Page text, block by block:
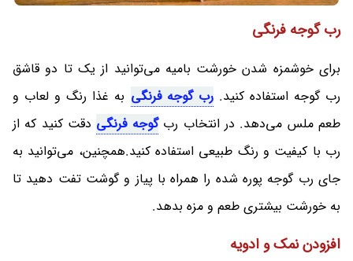
رب گوجه فرنگی
برای خوشمزه شدن خورشت بامیه می‌توانید از یک تا دو قاشق
رب گوجه استفاده کنید.رب گوجه فرنگی به غذا رنگ و لعاب و
طعم ملس می‌دهد. در انتخاب ربگوجه فرنگی دقت کنید که از
رب با کیفیت و رنگ طبیعی استفاده کنید.همچنین، می‌توانید به
جای رب گوجه‌ پوره شده را همراه با پیاز و گوشت تفت دهید تا
به خورشت بیشتری طعم و مزه بدهد.
افزودن نمک و ادویه